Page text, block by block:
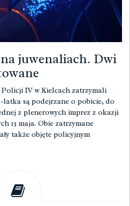
juwenaliach. Dwi
IV w Kielcach zatrzymali
latka są podejrzane o pobicie, do
z plenerowych imprez z okazji
13 maja. Obie zatrzymane
także objęte policyjnym